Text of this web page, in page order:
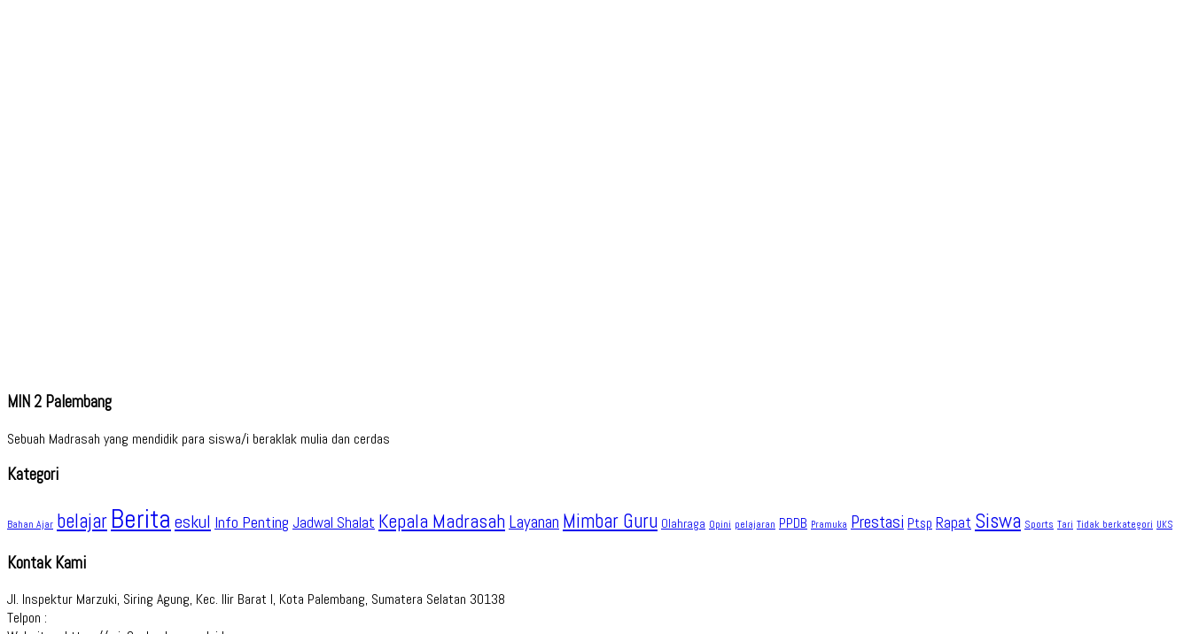
MIN 2 Palembang
Sebuah Madrasah yang mendidik para siswa/i beraklak mulia dan cerdas
Kategori
Bahan Ajar belajar Berita eskul Info Penting Jadwal Shalat Kepala Madrasah Layanan Mimbar Guru Olahraga Opini pelajaran PPDB Pramuka Prestasi Ptsp Rapat Siswa Sports Tari Tidak berkategori UKS
Kontak Kami
Jl. Inspektur Marzuki, Siring Agung, Kec. Ilir Barat I, Kota Palembang, Sumatera Selatan 30138
Telpon :